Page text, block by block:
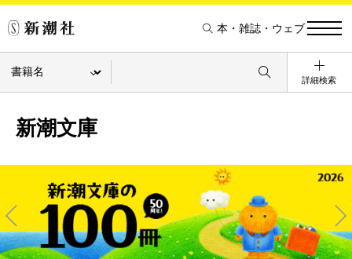
本・雑誌・ウェブ
詳細検索
新潮文庫
Pre
Ne